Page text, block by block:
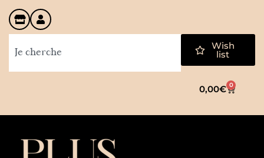
Wish
list
0,00€ 0